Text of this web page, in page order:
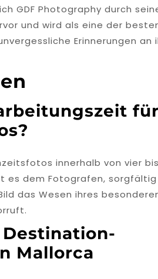
GDF Photography durch
und wird als eine der
Erinnerungen an
innerhalb von vier
es dem Fotografen, sorgfältig
das Wesen ihres
Destination-
Mallorca